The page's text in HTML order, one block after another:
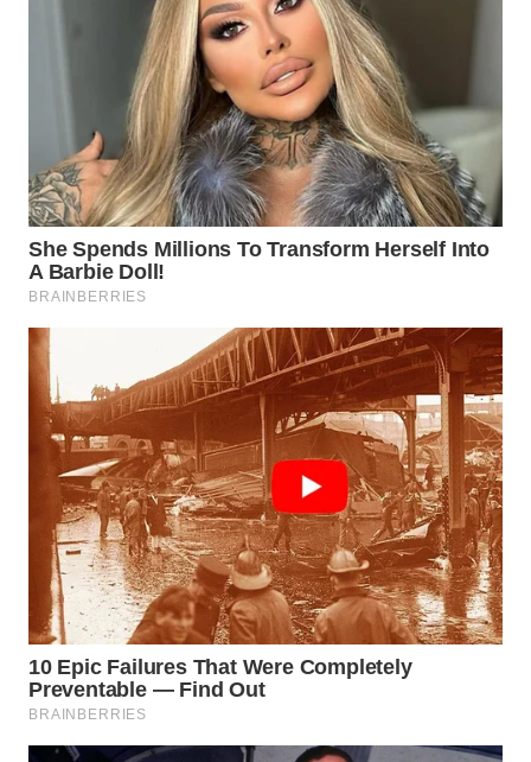
ADVOKAT
WAHANA
INFRASTRUKTUR
WAHANA
KONSUMEN
WAHANA
LISTRIK
WAHANA
TRAVEL
WAHANA
TV
WAHANANEWS
WAHANANEWS
CO ID